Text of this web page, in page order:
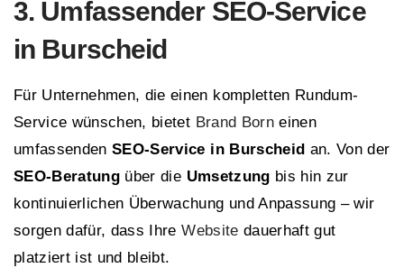
3. Umfassender SEO-Service
in Burscheid
Für Unternehmen, die einen kompletten Rundum-
Service wünschen, bietet Brand Borneinen
umfassendenSEO-Service in Burscheid an. Von der
SEO-Beratung über die Umsetzung bis hin zur
kontinuierlichen Überwachung und Anpassung – wir
sorgen dafür, dass IhreWebsite dauerhaft gut
platziert ist und bleibt.